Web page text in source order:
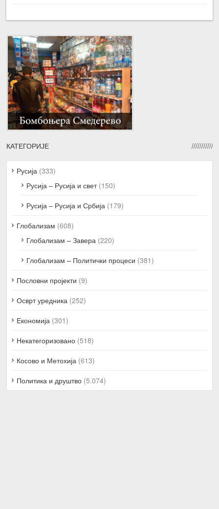
КАТЕГОРИЈЕ
Русија (333)
Русија – Русија и свет(150)
Русија – Русија и Србија (179)
Глобализам (608)
Глобализам – Завера (220)
Глобализам – Политички процеси (381)
Пословни пројекти (9)
Осврт уредника (252)
Економија (301)
Некатегоризовано (518)
Косово и Метохија (613)
Политика и друштво (5.074)